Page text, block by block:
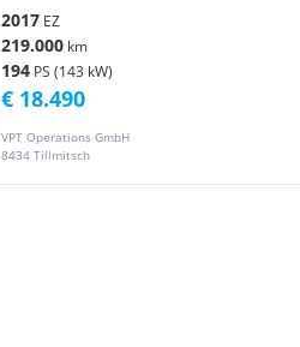
2017 EZ
219.000 km
194 PS (143 kW)
VPT Operations GmbH
8434 Tillmitsch
€ 18.490